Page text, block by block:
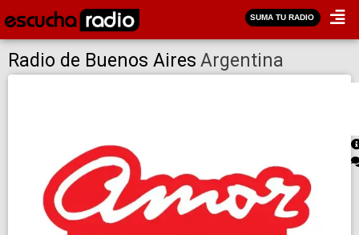
SUMA TU RADIO
Radio de Buenos Aires Argentina